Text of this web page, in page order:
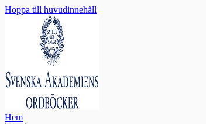
Hoppa till huvudinnehåll
Hem